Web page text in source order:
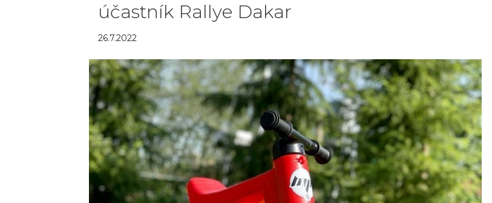
účastník Rallye Dakar
26.7.2022